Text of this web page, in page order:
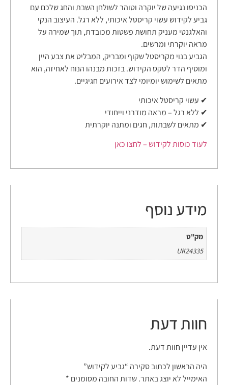
הכניסו נגיעה של יוקרה וטוהר לשולחן השבת והחג שלכם עם
גביע לקידוש עשוי קריסטל איכותי, ללא רגל. העיצוב הנקי
והאלגנטי מעניק תחושת פשטות מכובדת, תוך שמירה על
מראה יוקרתי ומרשים.
הגביע בנוי מקריסטל שקוף ומבריק, המבליט את צבע היין
ומוסיף הדר לטקס הקידוש. בזכות מבנהו הנוח לאחיזה, הוא
מתאים לשימוש יומיומי לצד אירועים חגיגיים.
✔ עשוי קריסטל איכותי
✔ ללא רגל – מראה מודרני וייחודי
✔ מתאים לשבתות, חגים ומתנה יוקרתית
לעוד כוסות לקידוש – לחצו כאן
מידע נוסף
מק"ט
UK24335
חוות דעת
אין עדיין חוות דעת.
היה הראשון לכתוב סקירה “גביע לקידוש”
האימייל לא יוצג באתר.שדות החובה מסומנים *